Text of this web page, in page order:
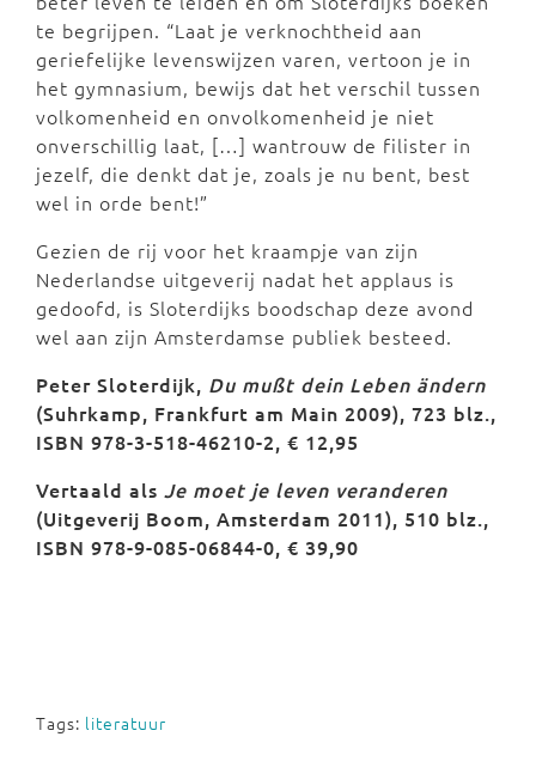
te begrijpen. “Laat je verknochtheid aan
geriefelijke levenswijzen varen, vertoon je in
het gymnasium, bewijs dat het verschil tussen
volkomenheid en onvolkomenheid je niet
onverschillig laat, […] wantrouw de filister in
jezelf, die denkt dat je, zoals je nu bent, best
wel in orde bent!”
Gezien de rij voor het kraampje van zijn
Nederlandse uitgeverij nadat het applaus is
gedoofd, is Sloterdijks boodschap deze avond
wel aan zijn Amsterdamse publiek besteed.
Peter Sloterdijk, Du mußt dein Leben ändern
(Suhrkamp, Frankfurt am Main 2009), 723 blz.,
ISBN 978-3-518-46210-2, € 12,95
Vertaald als Je moet je leven veranderen
(Uitgeverij Boom, Amsterdam 2011), 510 blz.,
ISBN 978-9-085-06844-0, € 39,90
Tags: literatuur